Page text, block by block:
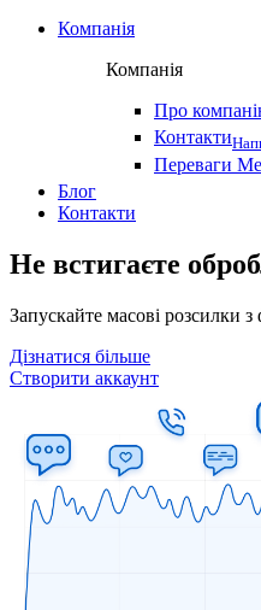
Компанія
Компанія
Про
Контакти
Переваги
Блог
Контакти
Не встигаєте
Запускайте масові розсилки
Дізнатися більше
Створити аккаунт